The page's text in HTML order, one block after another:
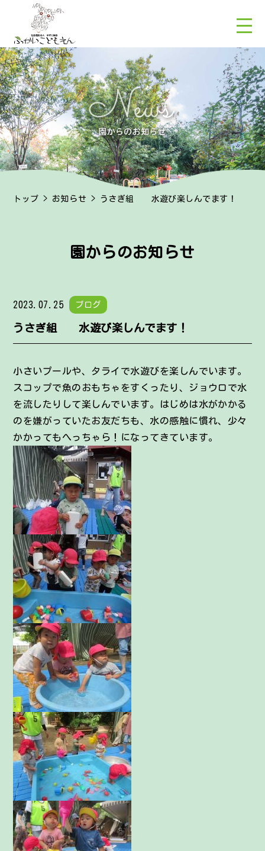
トップ > お知らせ > うさぎ組 水遊び楽しんでます！
園からのお知らせ
2023.07.25 ブログ
うさぎ組 水遊び楽しんでます！
小さいプールや、タライで水遊びを楽しんでいます。
スコップで魚のおもちゃをすくったり、ジョウロで水
を流したりして楽しんでいます。はじめは水がかかる
のを嫌がっていたお友だちも、水の感触に慣れ、少々
かかってもへっちゃら！になってきています。